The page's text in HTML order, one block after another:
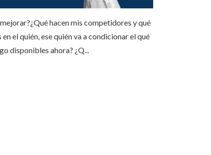
hacen mis competidores y qué
el quién, ese quién va a condicionar el qué
disponibles ahora? ¿Q...